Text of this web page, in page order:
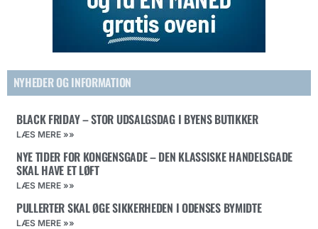
NYHEDER OG INFORMATION
BLACK FRIDAY – STOR UDSALGSDAG I BYENS BUTIKKER
LÆS MERE »»
NYE TIDER FOR KONGENSGADE – DEN KLASSISKE HANDELSGADE
SKAL HAVE ET LØFT
LÆS MERE »»
PULLERTER SKAL ØGE SIKKERHEDEN I ODENSES BYMIDTE
LÆS MERE »»